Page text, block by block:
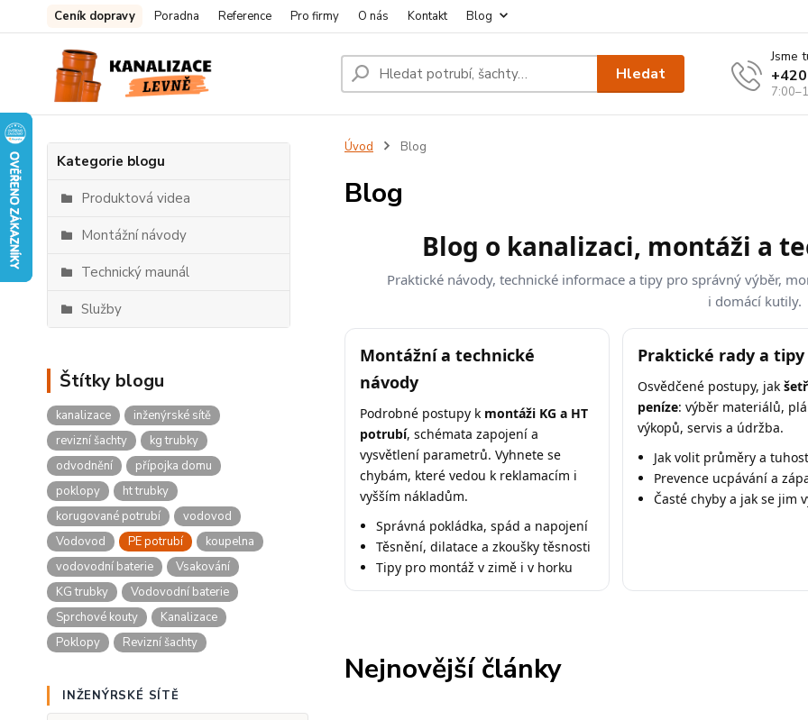
Ceník dopravy Poradna Reference Pro firmy O nás Kontakt Blog
Hledat
Jsme
Kategorie blogu
Produktová videa
Montážní návody
Technický maunál
Služby
Štítky blogu
kanalizace
inženýrské sítě
revizní šachty
kg trubky
odvodnění
přípojka domu
poklopy
ht trubky
korugované potrubí
vodovod
Vodovod
PE potrubí
koupelna
vodovodní baterie
Vsakování
KG trubky
Vodovodní baterie
Sprchové kouty
Kanalizace
Poklopy
Revizní šachty
INŽENÝRSKÉ SÍTĚ
Úvod Blog
Blog
Blog o kanalizaci, montáži a
Praktické návody, technické informace a tipy pro správný výběr,
i domácí kutily.
Montážní a technické
návody
Podrobné postupy k montáži KG a HT
potrubí, schémata zapojení a
vysvětlení parametrů. Vyhnete se
chybám, které vedou k reklamacím i
vyšším nákladům.
Správná pokládka, spád a napojení
Těsnění, dilatace a zkoušky těsnosti
Tipy pro montáž v zimě i v horku
Praktické rady a tipy
Osvědčené postupy, jak
peníze: výběr materiálů,
výkopů, servis a údržba.
Jak volit průměry a
Prevence ucpávání a
Časté chyby a jak se jim
Nejnovější články